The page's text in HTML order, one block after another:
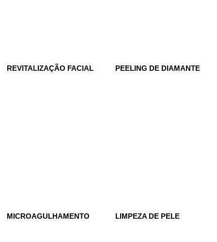
REVITALIZAÇÃO FACIAL PEELING DE DIAMANTE
MICROAGULHAMENTO LIMPEZA DE PELE